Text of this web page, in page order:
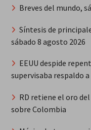
Breves del mundo,
Síntesis de
sábado 8 agosto 2026
EEUU despide
supervisaba respaldo
RD retiene el oro
sobre Colombia